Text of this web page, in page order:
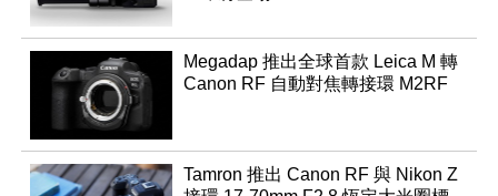
Megadap 推出全球首款 Leica M 轉
Canon RF 自動對焦轉接環 M2RF
Tamron 推出 Canon RF 與 Nikon Z